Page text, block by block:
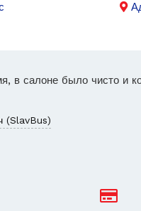
в салоне было чисто
(SlavBus)